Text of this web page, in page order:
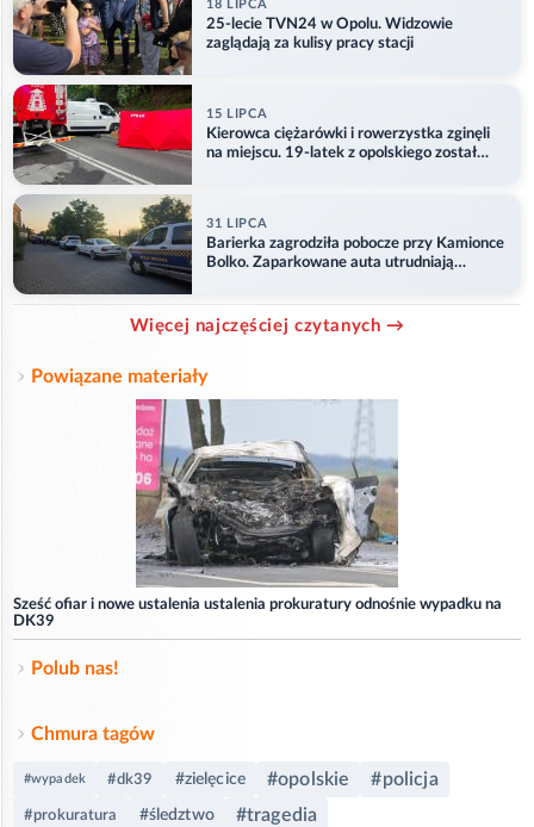
18 LIPCA
25-lecie TVN24 w Opolu. Widzowie
zaglądają za kulisy pracy stacji
15 LIPCA
Kierowca ciężarówki i rowerzystka zginęli
na miejscu. 19-latek z opolskiego został
31 LIPCA
Barierka zagrodziła pobocze przy Kamionce
Bolko. Zaparkowane auta utrudniają
Więcej najczęściej czytanych →
Powiązane materiały
Sześć ofiar i nowe ustalenia ustalenia prokuratury odnośnie wypadku na
DK39
Polub nas!
Chmura tagów
#wypadek #dk39 #zielęcice #opolskie #policja
#prokuratura #śledztwo #tragedia